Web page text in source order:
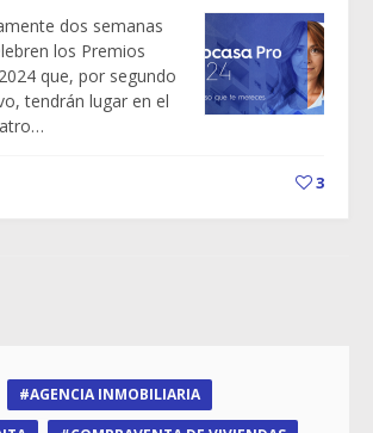
dos semanas
los Premios
que, por segundo
tendrán lugar en el
3
AGENCIA INMOBILIARIA